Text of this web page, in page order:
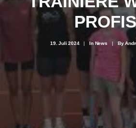
VFL BENSHEIM
19. Juli 2024 | In News | By